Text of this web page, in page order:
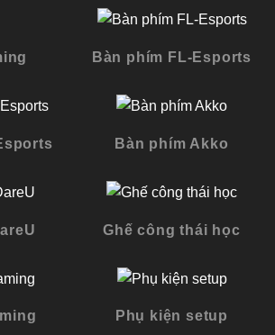
Bàn phím FL-Esports
Bàn phím Akko
Ghế công thái học
Phụ kiện setup